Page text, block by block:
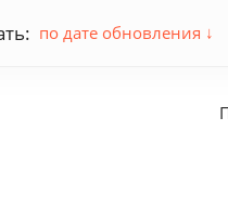
по дате обновления